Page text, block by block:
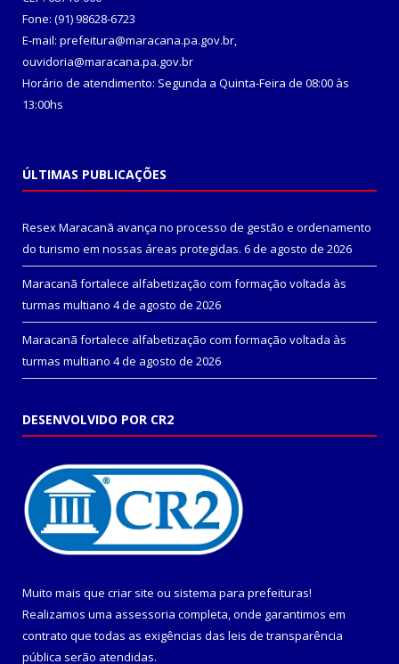
Fone: (91) 98628-6723
E-mail: prefeitura@maracana.pa.gov.br,
ouvidoria@maracana.pa.gov.br
Horário de atendimento: Segunda a Quinta-Feira de 08:00 às
13:00hs
ÚLTIMAS PUBLICAÇÕES
Resex Maracanã avança no processo de gestão e ordenamento
do turismo em nossas áreas protegidas. 6 de agosto de 2026
Maracanã fortalece alfabetização com formação voltada às
turmas multiano 4 de agosto de 2026
Maracanã fortalece alfabetização com formação voltada às
turmas multiano 4 de agosto de 2026
DESENVOLVIDO POR CR2
Muito mais que criar site ou sistema para prefeituras!
Realizamos uma assessoria completa, onde garantimos em
contrato que todas as exigências das leis de transparência
pública serão atendidas.